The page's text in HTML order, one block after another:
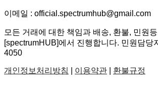
이메일 : official.spectrumhub@gmail.com
모든 거래에 대한 책임과 배송, 환불, 민원
[spectrumHUB]에서 진행합니다. 민원담당
4050
개인정보처리방침 이용약관 환불규정